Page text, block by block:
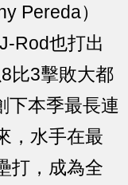
Pereda）
Rod也打出
比3擊敗大都
下本季最長連
，水手在最
打，成為全